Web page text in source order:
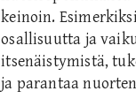
keinoin.
osallisuutta ja
itsenäistymistä,
ja parantaa